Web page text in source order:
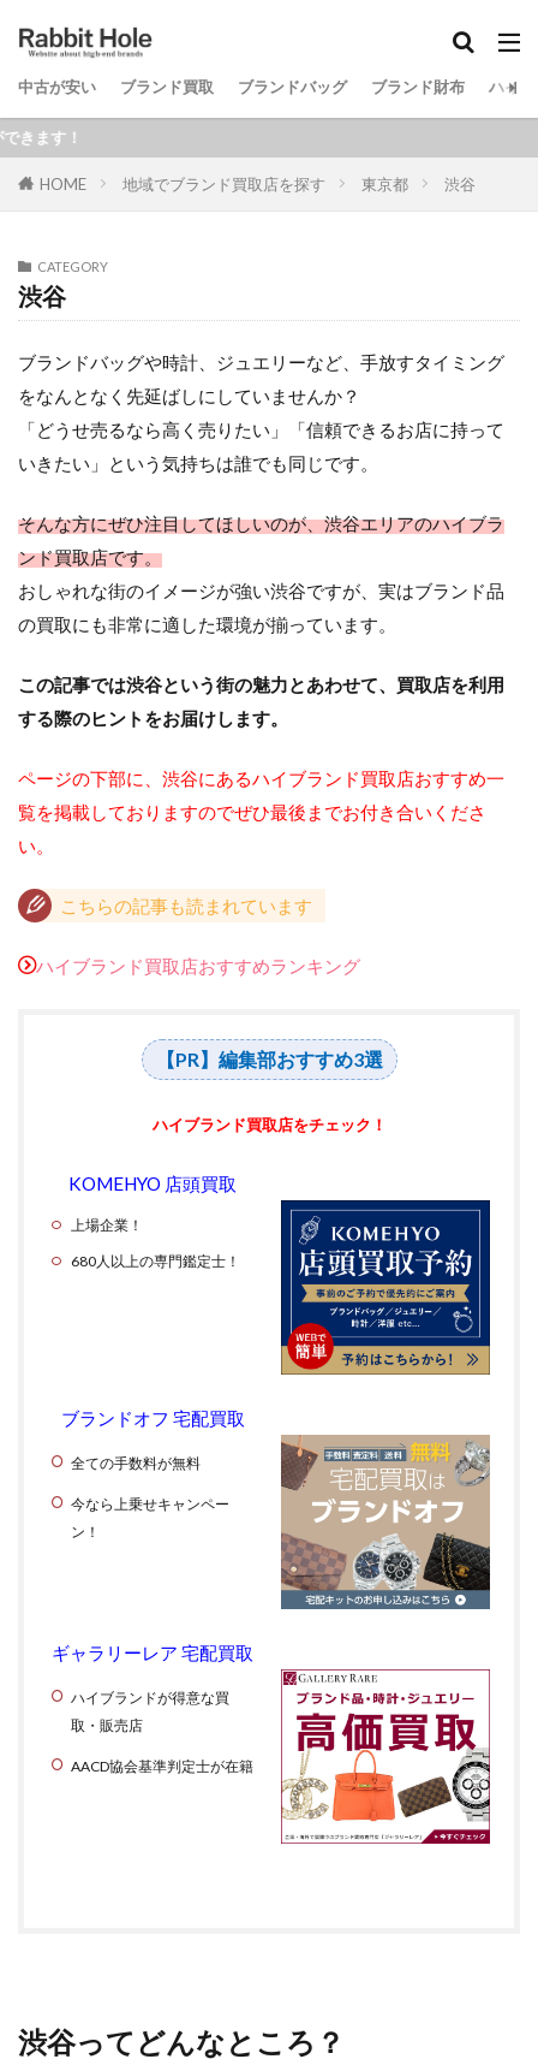
中古が安い ブランド買取 ブランドバッグ ブランド財布 ハイ
HOME 地域でブランド買取店を探す 東京都 渋谷
CATEGORY
渋谷
ブランドバッグや時計、ジュエリーなど、手放すタイミング
をなんとなく先延ばしにしていませんか？
「どうせ売るなら高く売りたい」「信頼できるお店に持って
いきたい」という気持ちは誰でも同じです。
そんな方にぜひ注目してほしいのが、渋谷エリアのハイブラ
ンド買取店です。
おしゃれな街のイメージが強い渋谷ですが、実はブランド品
の買取にも非常に適した環境が揃っています。
この記事では渋谷という街の魅力とあわせて、買取店を利用
する際のヒントをお届けします。
ページの下部に、渋谷にあるハイブランド買取店おすすめ一
覧を掲載しておりますのでぜひ最後までお付き合いくださ
い。
こちらの記事も読まれています
ハイブランド買取店おすすめランキング
【PR】編集部おすすめ3選
ハイブランド買取店をチェック！
KOMEHYO 店頭買取
上場企業！
680人以上の専門鑑定士！
ブランドオフ 宅配買取
全ての手数料が無料
今なら上乗せキャンペー
ン！
ギャラリーレア 宅配買取
ハイブランドが得意な買
取・販売店
AACD協会基準判定士が在籍
渋谷ってどんなところ？
検索